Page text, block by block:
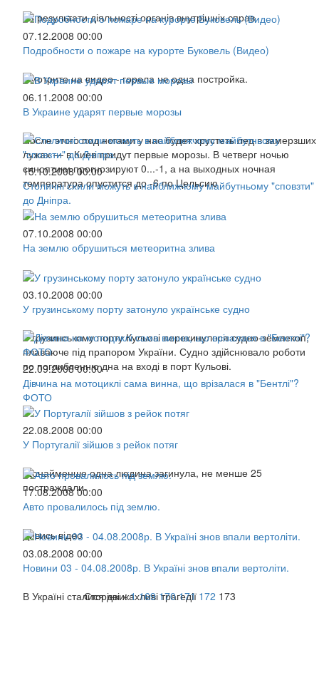
Та результати діяльності органів внутрішніх справ
07.12.2008 00:00
Подробности о пожаре на курорте Буковель (Видео)
Смотрите на видео - горела не одна постройка.
06.11.2008 00:00
В Украине ударят первые морозы
После этого под ногами у нас будет хрустеть лед в замерзших
лужах — в Киев придут первые морозы. В четверг ночью
синоптики прогнозируют 0...-1, а на выходных ночная
температура опустится до -6 по Цельсию
15.10.2008 00:00
Столичні схили можуть в найближчому майбутньому "сповзти"
до Дніпра.
07.10.2008 00:00
На землю обрушиться метеоритна злива
03.10.2008 00:00
У грузинському порту затонуло українське судно
У грузинському порту Кульові перекинулося судно-землекоп,
плаваюче під прапором України. Судно здійснювало роботи
по поглибленню дна на вході в порт Кульові.
22.09.2008 00:00
Дівчина на мотоциклі сама винна, що врізалася в "Бентлі"?
ФОТО
22.08.2008 00:00
У Португалії зійшов з рейок потяг
Щонайменше одна людина загинула, не менше 25
постраждали.
17.08.2008 00:00
Авто провалилось під землю.
Дивись відео
03.08.2008 00:00
Новини 03 - 04.08.2008р. В Україні знов впали вертоліти.
В Україні сталися дві жахливі трагедії
Сторінки: 1 169 170 171 172 173